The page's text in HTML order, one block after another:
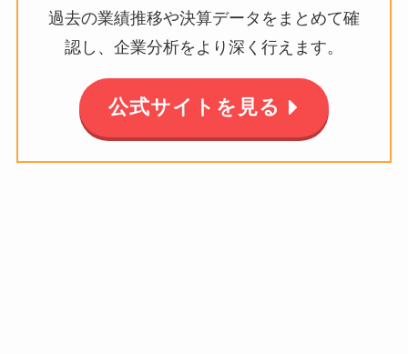
過去の業績推移や決算データをまとめて確
認し、企業分析をより深く行えます。
公式サイトを見る